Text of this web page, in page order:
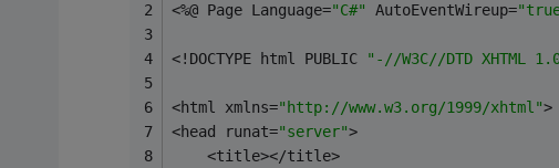
<%@ Page Language="C#" AutoEventWireup=
<!DOCTYPE html PUBLIC "-//W3C//DTD XHTML
<html xmlns="http://www.w3.org/1999/xhtml">
<head runat="server">
    <title></title>